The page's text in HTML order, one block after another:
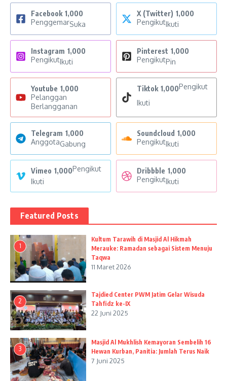
Facebook 1,000
PenggemarSuka
X (Twitter) 1,000
PengikutIkuti
Instagram 1,000
PengikutIkuti
Pinterest 1,000
PengikutPin
Youtube 1,000
Pelanggan
Berlangganan
Tiktok 1,000Pengikut
Ikuti
Telegram 1,000
AnggotaGabung
Soundcloud 1,000
PengikutIkuti
Vimeo 1,000Pengikut
Ikuti
Dribbble 1,000
PengikutIkuti
Featured Posts
1
Kultum Tarawih di Masjid Al Hikmah
Merauke: Ramadan sebagai Sistem Menuju
Taqwa
11 Maret 2026
2
Tajdied Center PWM Jatim Gelar Wisuda
Tahfidz ke-IX
22 Juni 2025
3
Masjid Al Mukhlish Kemayoran Sembelih 16
Hewan Kurban, Panitia: Jumlah Terus Naik
7 Juni 2025